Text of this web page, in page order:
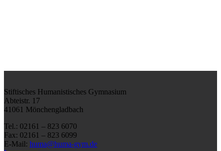
Stiftisches Humanistisches Gymnasium
Abteistr. 17
41061 Mönchengladbach
Tel.: 02161 – 823 6070
Fax: 02161 – 823 6099
E-Mail: huma@huma-gym.de